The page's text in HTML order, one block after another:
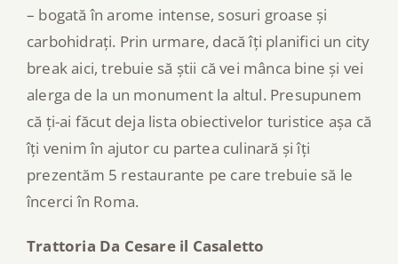
– bogată în arome intense, sosuri groase și
carbohidrați. Prin urmare, dacă îți planifici un city
break aici, trebuie să știi că vei mânca bine și vei
alerga de la un monument la altul. Presupunem
că ți-ai făcut deja lista obiectivelor turistice așa că
îți venim în ajutor cu partea culinară și îți
prezentăm 5 restaurante pe care trebuie să le
încerci în Roma.
Trattoria Da Cesare il Casaletto